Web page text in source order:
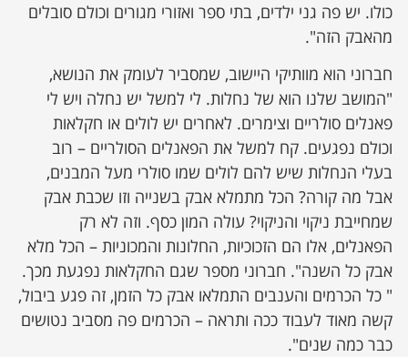
כולו. יש פה גני ילדים, בתי ספר ואזורי מגורים וכולם סובלים
מהאבק הזה".
חברוני הוא מוותיקי היישוב, שמסביר לעומק את הנושא,
"המושב שלנו הוא של נחלות. לי למשל יש נחלה ויש לי
פאנלים סולריים וצימרים. לאחרים יש לולים או חקלאות
וכולם נפגעים. קח למשל את הפאנלים הסולריים – רוב
בעלי הנחלות שיש להם לולים שמו סולרי מעל המבנים,
אבל מה קורה? הכל מתמלא אבק בשנייה וזו שכבת אבק
שמחייבת ניקוי והניקוי? עולה המון כסף. וזה לא רק
הפאנלים, אלו הם הזכוכיות, החלונות והמכוניות – הכל מלא
אבק כל השנה". חברוני מספר שגם החקלאות נפגעת מכך.
" כל הכרמים והענבים התמלאו אבק כל הזמן, זה פגע ביבול,
קשה מאוד לעבוד ככה ותראה – הכרמים פה מסביב נטושים
כבר כמה שנים".